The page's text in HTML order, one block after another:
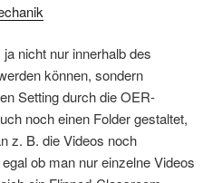
nicht nur innerhalb des
können, sondern
Setting durch die OER-
noch einen Folder gestaltet,
z. B. die Videos noch
ob man nur einzelne Videos